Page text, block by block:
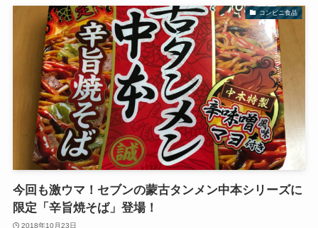
コンビニ食品
今回も激ウマ！セブンの蒙古タンメン中本シリーズに
限定「辛旨焼そば」登場！
2018年10月23日